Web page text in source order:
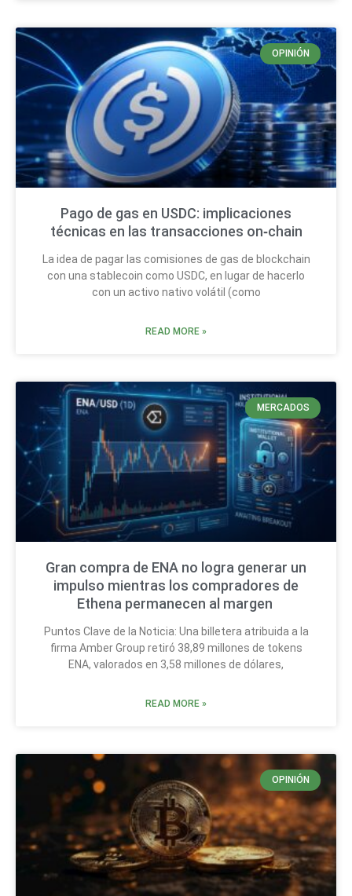
OPINIÓN
Pago de gas en USDC: implicaciones
técnicas en las transacciones on‑chain
La idea de pagar las comisiones de gas de blockchain
con una stablecoin como USDC, en lugar de hacerlo
con un activo nativo volátil (como
READ MORE »
MERCADOS
Gran compra de ENA no logra generar un
impulso mientras los compradores de
Ethena permanecen al margen
Puntos Clave de la Noticia: Una billetera atribuida a la
firma Amber Group retiró 38,89 millones de tokens
ENA, valorados en 3,58 millones de dólares,
READ MORE »
OPINIÓN